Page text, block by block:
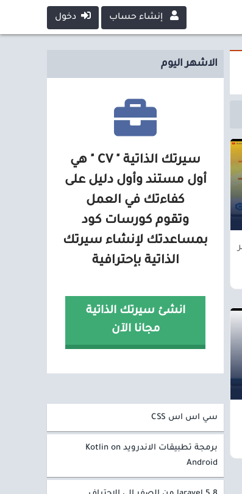
إنشاء حساب دخول
الاشهر اليوم
سيرتك الذاتية " CV " هي
أول مستند وأول دليل على
كفاءتك في العمل
وتقوم كورسات كود
بمساعدتك لإنشاء سيرتك
الذاتية بإحترافية
انشئ سيرتك الذاتية
مجانا الآن
سي اس اس CSS
برمجة تطبيقات الاندرويد Kotlin on
Android